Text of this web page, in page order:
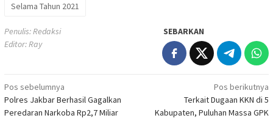
Selama Tahun 2021
Penulis: Redaksi
Editor: Ray
SEBARKAN
Navigasi
pos
Pos sebelumnya
Polres Jakbar Berhasil Gagalkan
Peredaran Narkoba Rp2,7 Miliar
Pos berikutnya
Terkait Dugaan KKN di 5
Kabupaten, Puluhan Massa GPK